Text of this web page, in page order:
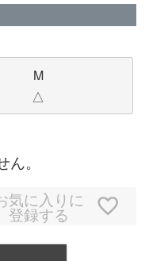
M
△
。
気に入りに
登録する